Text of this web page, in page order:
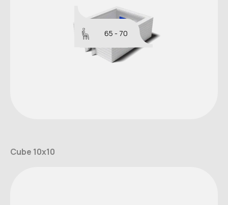
65 - 70
Cube 10x10